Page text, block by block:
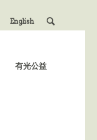
English
有光公益